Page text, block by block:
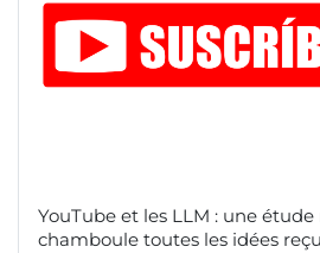
YouTube et les LLM : une
chamboule toutes les idées